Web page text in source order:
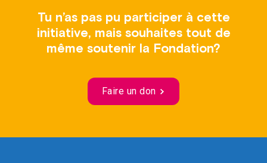
Tu n’as pas pu participer à cette
initiative, mais souhaites tout de
même soutenir la Fondation?
Faire un don